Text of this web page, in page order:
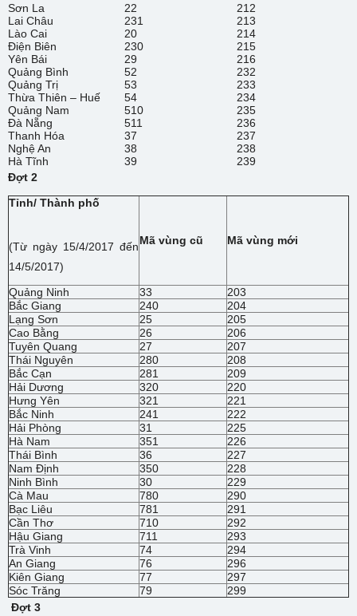
Sơn La 22
212
Lai Châu
231
213
Lào Cai
20
214
Điện Biên
230
215
Yên Bái
29
216
Quảng Bình
52
232
Quảng Trị
53
233
Thừa Thiên – Huế
54
234
Quảng Nam
510
235
Đà Nẵng
511
236
Thanh Hóa
37
237
Nghệ An
38
238
Hà Tĩnh
39
239
Đợt 2
Tỉnh/ Thành phố
(Từ ngày 15/4/2017 đến
14/5/2017)
Mã vùng cũ Mã vùng mới
Quảng Ninh 33
203
Bắc Giang
240
204
Lạng Sơn
25
205
Cao Bằng
26
206
Tuyên Quang
27
207
Thái Nguyên
280
208
Bắc Cạn
281
209
Hải Dương
320
220
Hưng Yên
321
221
Bắc Ninh
241
222
Hải Phòng
31
225
Hà Nam
351
226
Thái Bình
36
227
Nam Định
350
228
Ninh Bình
30
229
Cà Mau
780
290
Bạc Liêu
781
291
Cần Thơ
710
292
Hậu Giang
711
293
Trà Vinh
74
294
An Giang
76
296
Kiên Giang
77
297
Sóc Trăng
79
299
Đợt 3